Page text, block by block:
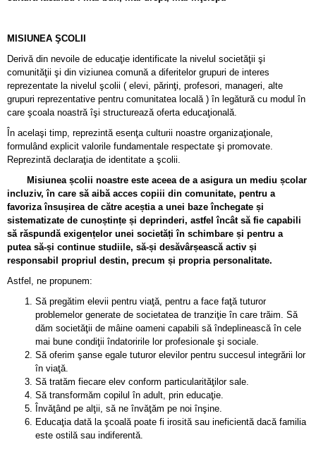
MISIUNEA ŞCOLII
Derivă din nevoile de educaţie identificate la nivelul societăţii şi
comunităţii şi din viziunea comună a diferitelor grupuri de interes
reprezentate la nivelul şcolii ( elevi, părinţi, profesori, manageri, alte
grupuri reprezentative pentru comunitatea locală ) în legătură cu modul în
care şcoala noastră îşi structurează oferta educaţională.
În acelaşi timp, reprezintă esenţa culturii noastre organizaţionale,
formulând explicit valorile fundamentale respectate şi promovate.
Reprezintă declaraţia de identitate a şcolii.
Misiunea școlii noastre este aceea de a asigura un mediu școlar
incluziv, în care să aibă acces copiii din comunitate, pentru a
favoriza însușirea de către aceștia a unei baze închegate și
sistematizate de cunoștințe și deprinderi, astfel încât să fie capabili
să răspundă exigențelor unei societăți în schimbare și pentru a
putea să-și continue studiile, să-și desăvârșească activ și
responsabil propriul destin, precum și propria personalitate.
Astfel, ne propunem:
Să pregătim elevii pentru viaţă, pentru a face faţă tuturor
problemelor generate de societatea de tranziţie în care trăim. Să
dăm societăţii de mâine oameni capabili să îndeplinească în cele
mai bune condiţii îndatoririle lor profesionale şi sociale.
Să oferim şanse egale tuturor elevilor pentru succesul integrării lor
în viaţă.
Să tratăm fiecare elev conform particularităţilor sale.
Să transformăm copilul în adult, prin educaţie.
Învăţând pe alţii, să ne învăţăm pe noi înşine.
Educaţia dată la şcoală poate fi irosită sau ineficientă dacă familia
este ostilă sau indiferentă.